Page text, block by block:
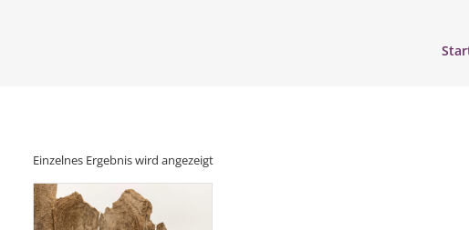
Einzelnes Ergebnis wird angezeigt